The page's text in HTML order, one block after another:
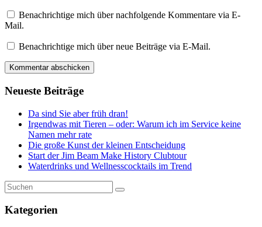
Benachrichtige mich über nachfolgende Kommentare via E-
Mail.
Benachrichtige mich über neue Beiträge via E-Mail.
Neueste Beiträge
Da sind Sie aber früh dran!
Irgendwas mit Tieren – oder: Warum ich im Service keine
Namen mehr rate
Die große Kunst der kleinen Entscheidung
Start der Jim Beam Make History Clubtour
Waterdrinks und Wellnesscocktails im Trend
Kategorien